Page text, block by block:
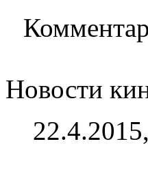
Новости